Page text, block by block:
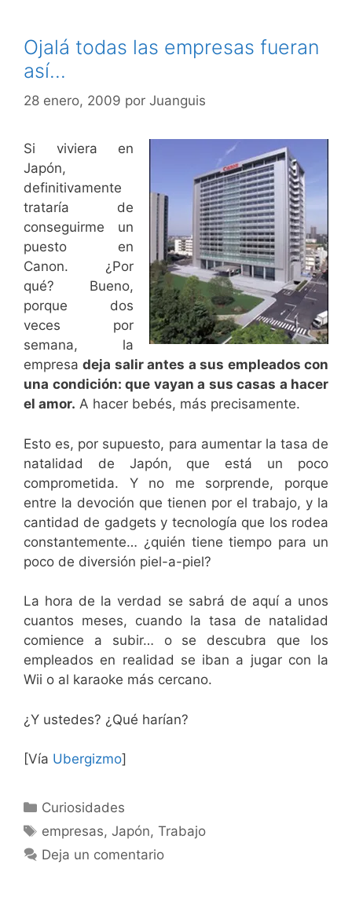
Ojalá todas las empresas fueran
así…
28 enero, 2009 por Juanguis
Si viviera en
Japón,
definitivamente
trataría de
conseguirme un
puesto en
Canon. ¿Por
qué? Bueno,
porque dos
veces por
semana, la
empresadeja salir antes a sus empleados con
una condición: que vayan a sus casas a hacer
el amor. A hacer bebés, más precisamente.
Esto es, por supuesto, para aumentar la tasa de
natalidad de Japón, que está un poco
comprometida. Y no me sorprende, porque
entre la devoción que tienen por el trabajo, y la
cantidad de gadgets y tecnología que los rodea
constantemente… ¿quién tiene tiempo para un
poco de diversión piel-a-piel?
La hora de la verdad se sabrá de aquí a unos
cuantos meses, cuando la tasa de natalidad
comience a subir… o se descubra que los
empleados en realidad se iban a jugar con la
Wii o al karaoke más cercano.
¿Y ustedes? ¿Qué harían?
[Vía Ubergizmo]
Categorías
Curiosidades
Etiquetas
empresas,Japón,Trabajo
Deja un comentario